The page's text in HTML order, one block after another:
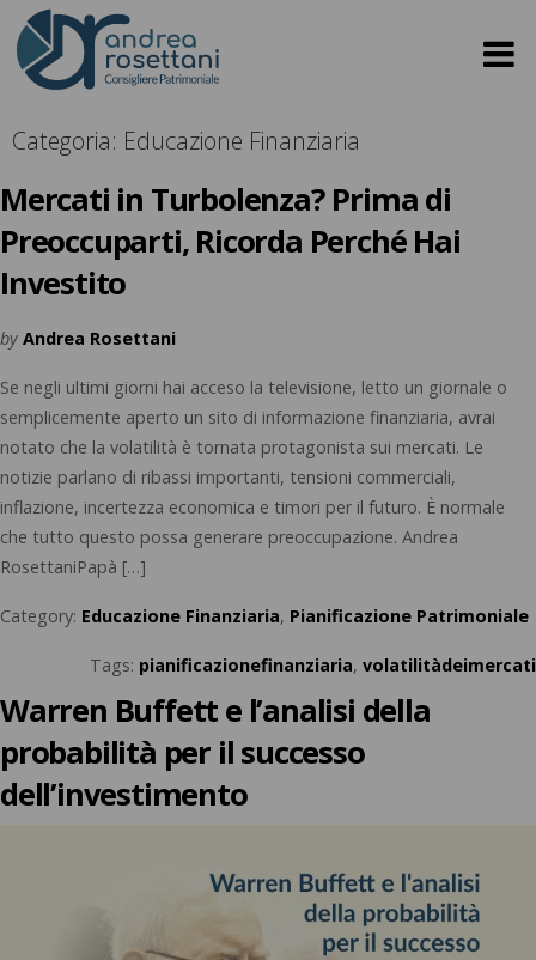
Categoria: Educazione Finanziaria
Mercati in Turbolenza? Prima di
Preoccuparti, Ricorda Perché Hai
Investito
by Andrea Rosettani
Se negli ultimi giorni hai acceso la televisione, letto un giornale o
semplicemente aperto un sito di informazione finanziaria, avrai
notato che la volatilità è tornata protagonista sui mercati. Le
notizie parlano di ribassi importanti, tensioni commerciali,
inflazione, incertezza economica e timori per il futuro. È normale
che tutto questo possa generare preoccupazione. Andrea
RosettaniPapà […]
Category: Educazione Finanziaria, Pianificazione Patrimoniale
Tags: pianificazionefinanziaria, volatilitàdeimercati
Warren Buffett e l’analisi della
probabilità per il successo
dell’investimento